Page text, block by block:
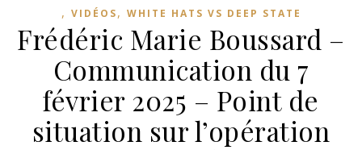
, VIDÉOS, WHITE HATS VS DEEP STATE
Frédéric Marie Boussard –
Communication du 7
février 2025 – Point de
situation sur l’opération